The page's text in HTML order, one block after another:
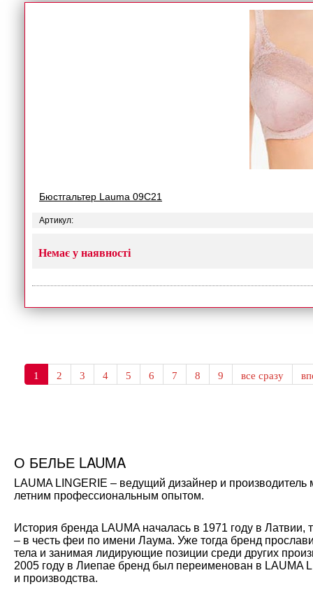
Бюстгальтер Lauma 09С21
Артикул:
Немає у наявності
1 2 3 4 5 6 7 8 9 все сразу
О БЕЛЬЕ LAUMA
LAUMA LINGERIE – ведущий дизайнер и
летним профессиональным опытом.
История бренда LAUMA началась в 1971 году в
– в честь феи по имени Лаума. Уже тогда бренд
тела и занимая лидирующие позиции среди других
2005 году в Лиепае бренд был переименован в LAUMA
и производства.